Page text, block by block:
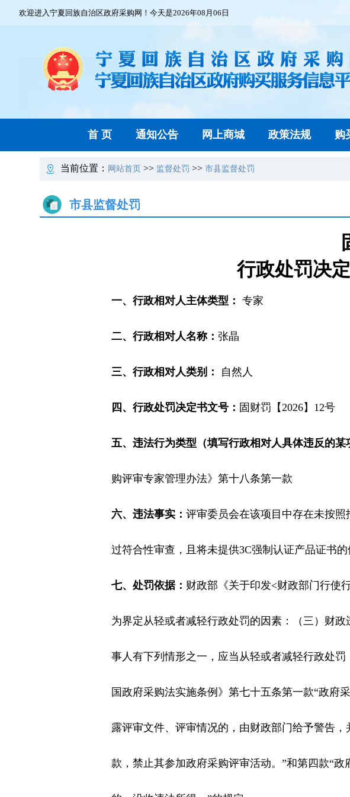
欢迎进入宁夏回族自治区政府采购网！今天是2026年08月06日
首 页 通知公告 网上商城 政策法规 购
当前位置： 网站首页 >> 监督处罚 >> 市县监督处罚
市县监督处罚
行政处罚决
一、行政相对人主体类型： 专家
二、行政相对人名称： 张晶
三、行政相对人类别： 自然人
四、行政处罚决定书文号： 固财罚【2026】12号
五、违法行为类型（填写行政相对人具体违反的某
购评审专家管理办法》第十八条第一款
六、违法事实： 评审委员会在该项目中存在未按
过符合性审查，且将未提供3C强制认证产品证书
七、处罚依据： 财政部《关于印发<财政部门行使
为界定从轻或者减轻行政处罚的因素：（三）财
事人有下列情形之一，应当从轻或者减轻行政处
国政府采购法实施条例》第七十五条第一款“政府
露评审文件、评审情况的，由财政部门给予警告
款，禁止其参加政府采购评审活动。”和第四款“